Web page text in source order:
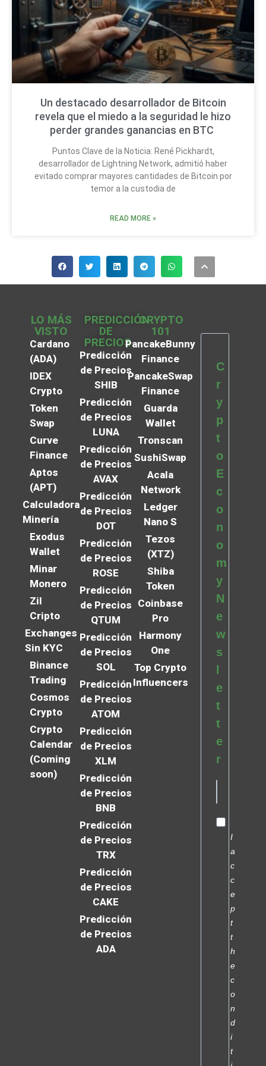
Un destacado desarrollador de Bitcoin
revela que el miedo a la seguridad le hizo
perder grandes ganancias en BTC
Puntos Clave de la Noticia: René Pickhardt,
desarrollador de Lightning Network, admitió haber
evitado comprar mayores cantidades de Bitcoin por
temor a la custodia de
READ MORE »
LO MÁS
VISTO
Cardano
(ADA)
IDEX
Crypto
Token
Swap
Curve
Finance
Aptos
(APT)
Calculadora
Minería
Exodus
Wallet
Minar
Monero
Zil
Cripto
Exchanges
Sin KYC
Binance
Trading
Cosmos
Crypto
Crypto
Calendar
(Coming
soon)
PREDICCIÓN
DE
PRECIOS
Predicción
de Precios
SHIB
Predicción
de Precios
LUNA
Predicción
de Precios
AVAX
Predicción
de Precios
DOT
Predicción
de Precios
ROSE
Predicción
de Precios
QTUM
Predicción
de Precios
SOL
Predicción
de Precios
ATOM
Predicción
de Precios
XLM
Predicción
de Precios
BNB
Predicción
de Precios
TRX
Predicción
de Precios
CAKE
Predicción
de Precios
ADA
CRYPTO
101
PancakeBunny
Finance
PancakeSwap
Finance
Guarda
Wallet
Tronscan
SushiSwap
Acala
Network
Ledger
Nano S
Tezos
(XTZ)
Shiba
Token
Coinbase
Pro
Harmony
One
Top Crypto
Influencers
C
r
y
p
t
o
E
c
o
n
o
m
y
N
e
w
s
e
t
t
e
r
I
a
c
c
e
p
t
t
h
e
c
o
n
d
i
t